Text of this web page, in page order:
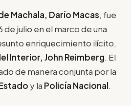
Machala, Darío Macas, fue
julio en el marco de una
enriquecimiento ilícito,
Interior, John Reimberg. El
de manera conjunta por la
y la Policía Nacional.